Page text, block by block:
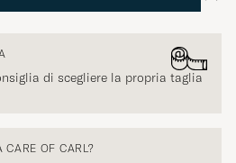
di scegliere la propria taglia
CARE OF CARL?